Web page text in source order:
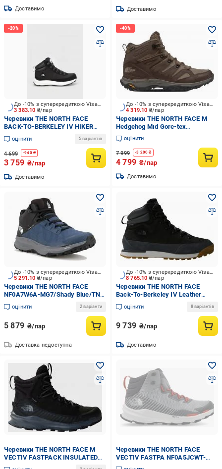
Доставимо Доставимо
3 383.10 ₴/пар
До -10% з суперкредиткою Visa Вигода
Черевики THE NORTH FACE
BACK-TO-BERKELEY IV HIKER
AW2526 NF0A7W5ZKY41 р.36
чорний
оцінити 5 варіантів
4 699 -940₴
3 759 ₴/пар
Доставимо
4 319.10 ₴/пар
До -10% з суперкредиткою Visa Вигода
Черевики THE NORTH FACE M
Hedgehog Mıd Gore-tex
NF0A8AAA73E1 р.41 коричневий
оцінити
7 999 -3 200 ₴
4 799 ₴/пар
Доставимо
5 291.10 ₴/пар
До -10% з суперкредиткою Visa Вигода
Черевики THE NORTH FACE
NF0A7W6A-MG7/Shady Blue/TNF
Bl р.41 синій
оцінити 2 варіанти
5 879 ₴/пар
Доставка недоступна
8 765.10 ₴/пар
До -10% з суперкредиткою Visa Вигода
Черевики THE NORTH FACE
Back-To-Berkeley IV Leather
Waterproof NF0A817QKT01 р.42,5
чорний
оцінити 8 варіантів
9 739 ₴/пар
Доставимо
Черевики THE NORTH FACE M
VECTIV FASTPACK INSULATED
WP NF0A8AEVNY71 р.47 чорний
Черевики THE NORTH FACE
VECTIV FASTPA NF0A5JCWT-
TDN1 р.44,5 сірий